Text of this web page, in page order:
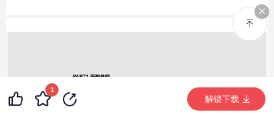
1
解锁下载